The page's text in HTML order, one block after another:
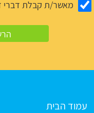
מאשר/ת קבלת דברי
עמוד הבית